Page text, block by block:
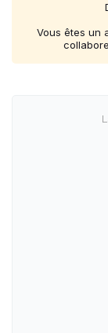
Vous êtes un